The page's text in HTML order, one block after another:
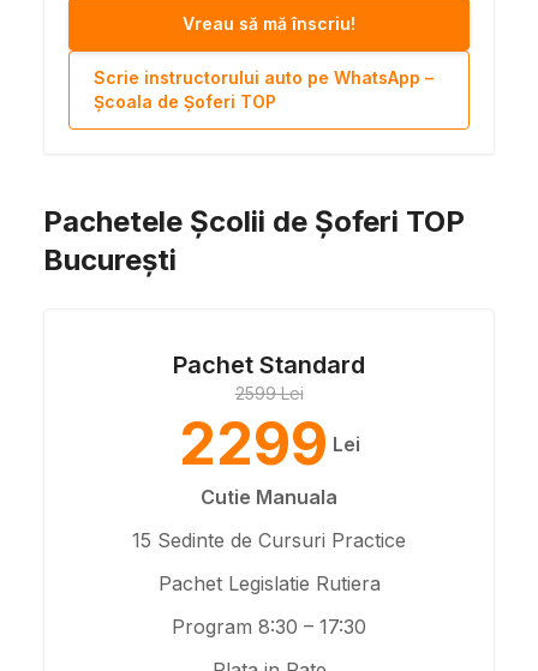
Vreau să mă înscriu!
Scrie instructorului auto pe WhatsApp –
Școala de Șoferi TOP
Pachetele Școlii de Șoferi TOP
București
Pachet Standard
2599 Lei
2299 Lei
Cutie Manuala
15 Sedinte de Cursuri Practice
Pachet Legislatie Rutiera
Program 8:30 – 17:30